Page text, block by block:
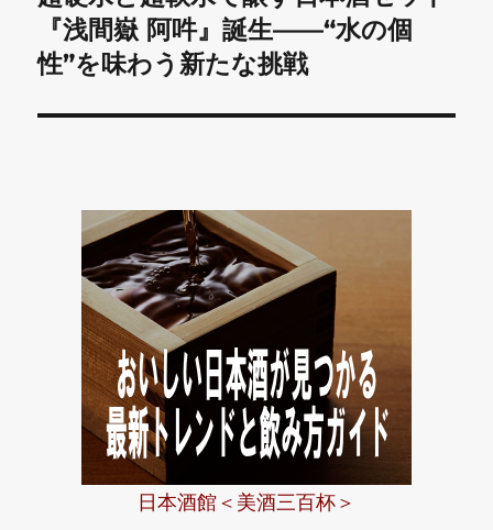
シ
の
投
『浅間嶽 阿吽』誕生——“水の個
性”を味わう新たな挑戦
日本酒館＜美酒三百杯＞